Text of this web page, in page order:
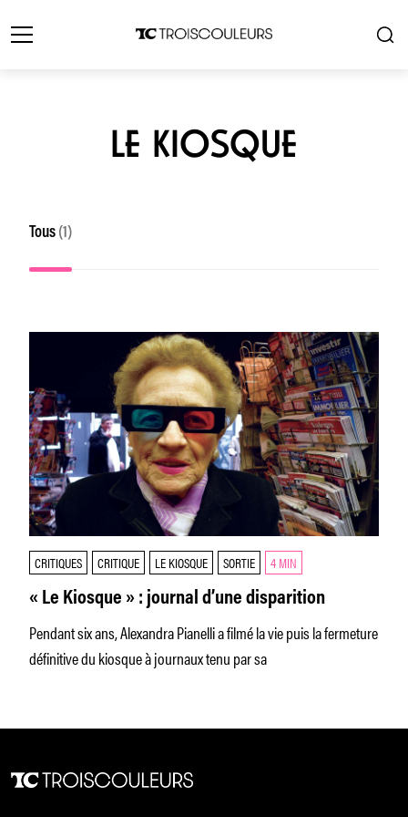
LE KIOSQUE
Tous (1)
CRITIQUES CRITIQUE LE KIOSQUE SORTIE 4 MIN
« Le Kiosque » : journal d’une disparition
Pendant six ans, Alexandra Pianelli a filmé la vie puis la fermeture
définitive du kiosque à journaux tenu par sa